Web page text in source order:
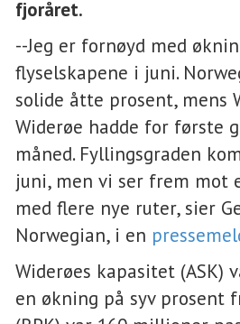
fjoråret.
--Jeg er fornøyd med
flyselskapene i juni.
solide åtte prosent, mens
Widerøe hadde for første
måned. Fyllingsgraden
juni, men vi ser frem mot
med flere nye ruter, sier
Norwegian, i en
Widerøes kapasitet
en økning på syv prosent